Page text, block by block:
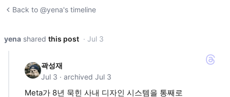
Back to @yena's timeline
yena shared this post · Jul 3
곽성재
Jul 3 · archived Jul 3
Meta가 8년 묵힌 사내 디자인 시스템을 통째로